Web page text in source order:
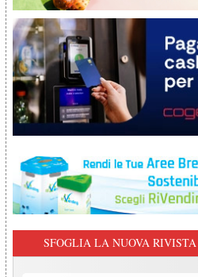
SFOGLIA LA NUOVA